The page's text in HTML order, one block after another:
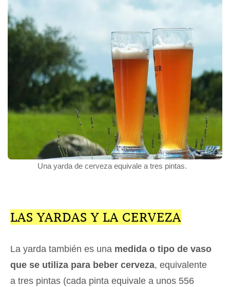
Una yarda de cerveza equivale a tres pintas.
LAS YARDAS Y LA CERVEZA
La yarda también es una medida o tipo de vaso
que se utiliza para beber cerveza, equivalente
a tres pintas (cada pinta equivale a unos 556